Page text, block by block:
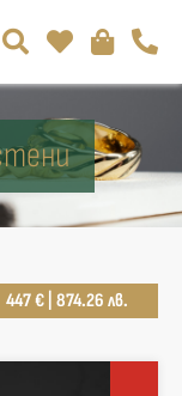
447 € | 874.26 лв.